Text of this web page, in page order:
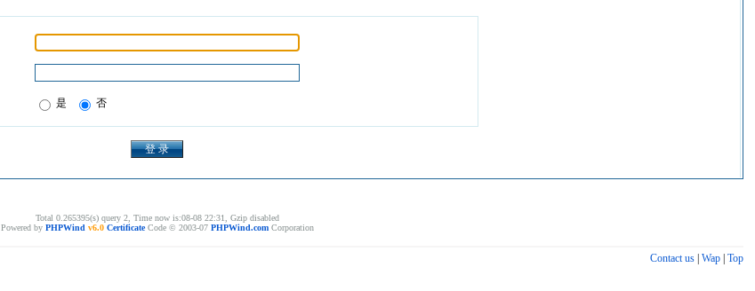
是 否
Total 0.265395(s) query 2, Time now is:08-08 22:31, Gzip disabled
Powered by PHPWind v6.0 CertificateCode © 2003-07 PHPWind.com Corporation
Contact us| Wap| Top